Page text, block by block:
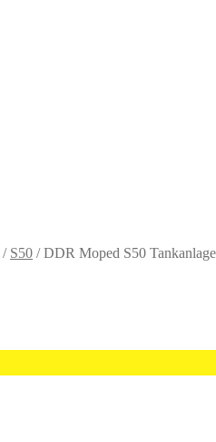
/ S50 /DDR Moped S50 Tankanlage